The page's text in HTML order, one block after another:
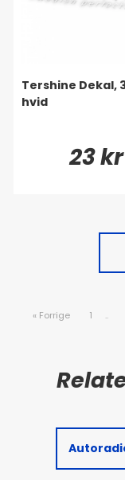
Tershine Dekal,
hvid
23 kr
« Forrige 1 ..